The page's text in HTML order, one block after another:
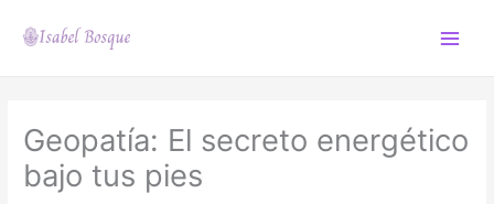
Geopatía: El secreto energético
bajo tus pies